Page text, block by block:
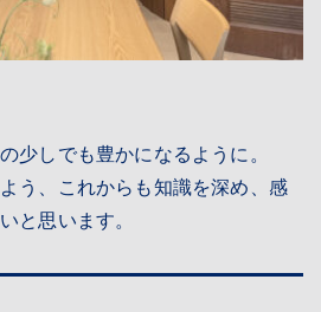
少しでも豊かになるように。
う、これからも知識を深め、感
と思います。